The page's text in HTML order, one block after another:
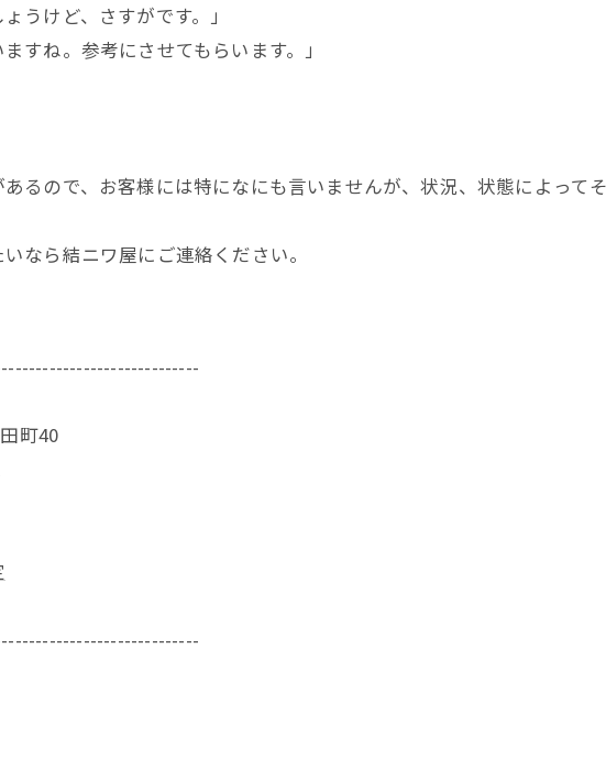
うけど、さすがです。」
すね。参考にさせてもらいます。」
るので、お客様には特になにも言いませんが、状況、状態によって
なら結ニワ屋にご連絡ください。
町40